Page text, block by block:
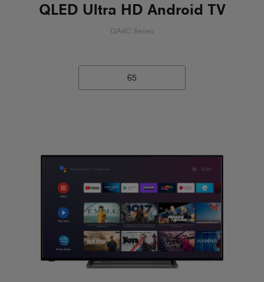
QLED Ultra HD Android TV
QA4C Series
65